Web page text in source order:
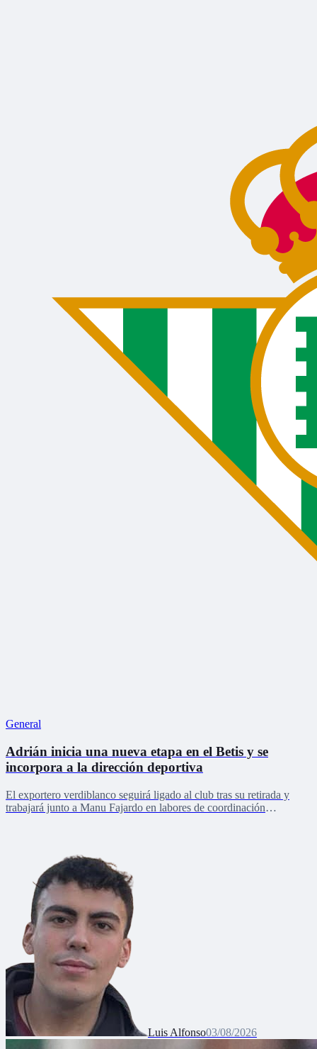
General
Adrián inicia una nueva etapa en el Betis y se
incorpora a la dirección deportiva
El exportero verdiblanco seguirá ligado al club tras su retirada y
trabajará junto a Manu Fajardo en labores de coordinación
Luis Alfonso03/08/2026